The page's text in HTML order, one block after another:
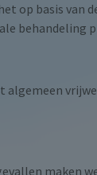
op basis van
behandeling
algemeen
maken